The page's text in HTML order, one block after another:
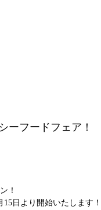
ーフードフェア！
！
15日より開始いたします！